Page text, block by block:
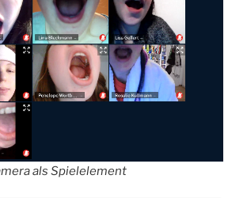
als Spielelement